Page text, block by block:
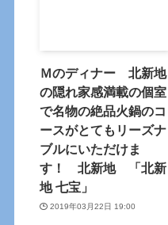
Ｍのディナー 北新地
の隠れ家感満載の個室
で名物の絶品火鍋のコ
ースがとてもリーズナ
ブルにいただけま
す！ 北新地 「北新
地 七宝」
2019年03月22日 19:00